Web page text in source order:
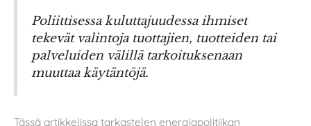
Poliittisessa kuluttajuudessa ihmiset
tekevät valintoja tuottajien, tuotteiden tai
palveluiden välillä tarkoituksenaan
muuttaa käytäntöjä.
Tässä artikkelissa tarkastelen energiapolitiikan